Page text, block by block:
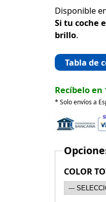
Disponible
Si tu coche
brillo.
Tabla de
Recíbelo en
* Solo envíos a
COLOR